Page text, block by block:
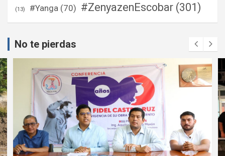
(13) #Yanga (70) #ZenyazenEscobar (301)
No te pierdas